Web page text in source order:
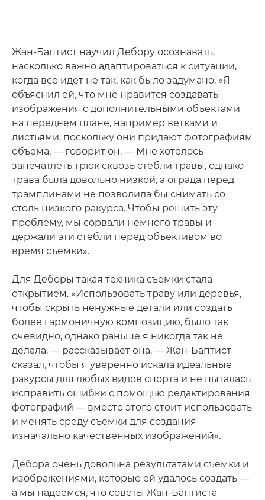
Жан-Баптист научил Дебору осознавать,
насколько важно адаптироваться к ситуации,
когда все идет не так, как было задумано. «Я
объяснил ей, что мне нравится создавать
изображения с дополнительными объектами
на переднем плане, например ветками и
листьями, поскольку они придают фотографиям
объема, — говорит он. — Мне хотелось
запечатлеть трюк сквозь стебли травы, однако
трава была довольно низкой, а ограда перед
трамплинами не позволила бы снимать со
столь низкого ракурса. Чтобы решить эту
проблему, мы сорвали немного травы и
держали эти стебли перед объективом во
время съемки».
Для Деборы такая техника съемки стала
открытием. «Использовать траву или деревья,
чтобы скрыть ненужные детали или создать
более гармоничную композицию, было так
очевидно, однако раньше я никогда так не
делала, — рассказывает она. — Жан-Баптист
сказал, чтобы я уверенно искала идеальные
ракурсы для любых видов спорта и не пыталась
исправить ошибки с помощью редактирования
фотографий — вместо этого стоит использовать
и менять среду съемки для создания
изначально качественных изображений».
Дебора очень довольна результатами съемки и
изображениями, которые ей удалось создать —
а мы надеемся, что советы Жан-Баптиста